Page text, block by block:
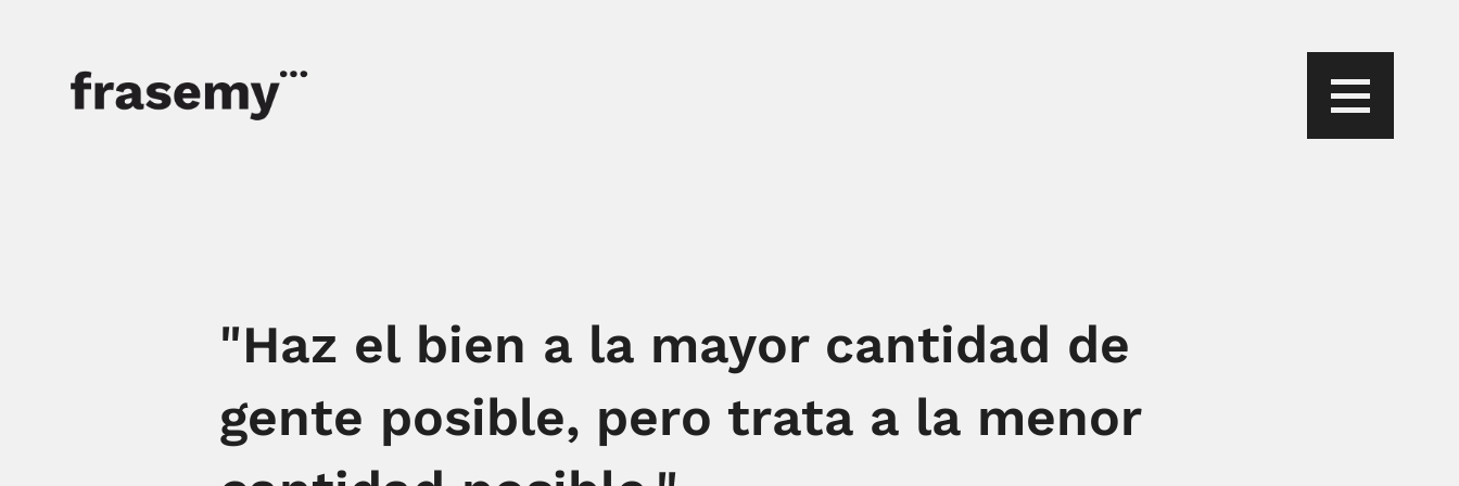
"Haz el bien a la mayor cantidad de
gente posible, pero trata a la menor